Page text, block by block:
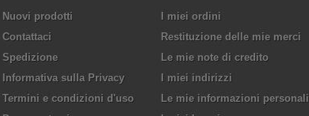
Nuovi prodotti
Contattaci
Spedizione
Informativa sulla Privacy
Termini e condizioni d'uso
I miei ordini
Restituzione delle mie merci
Le mie note di credito
I miei indirizzi
Le mie informazioni personali